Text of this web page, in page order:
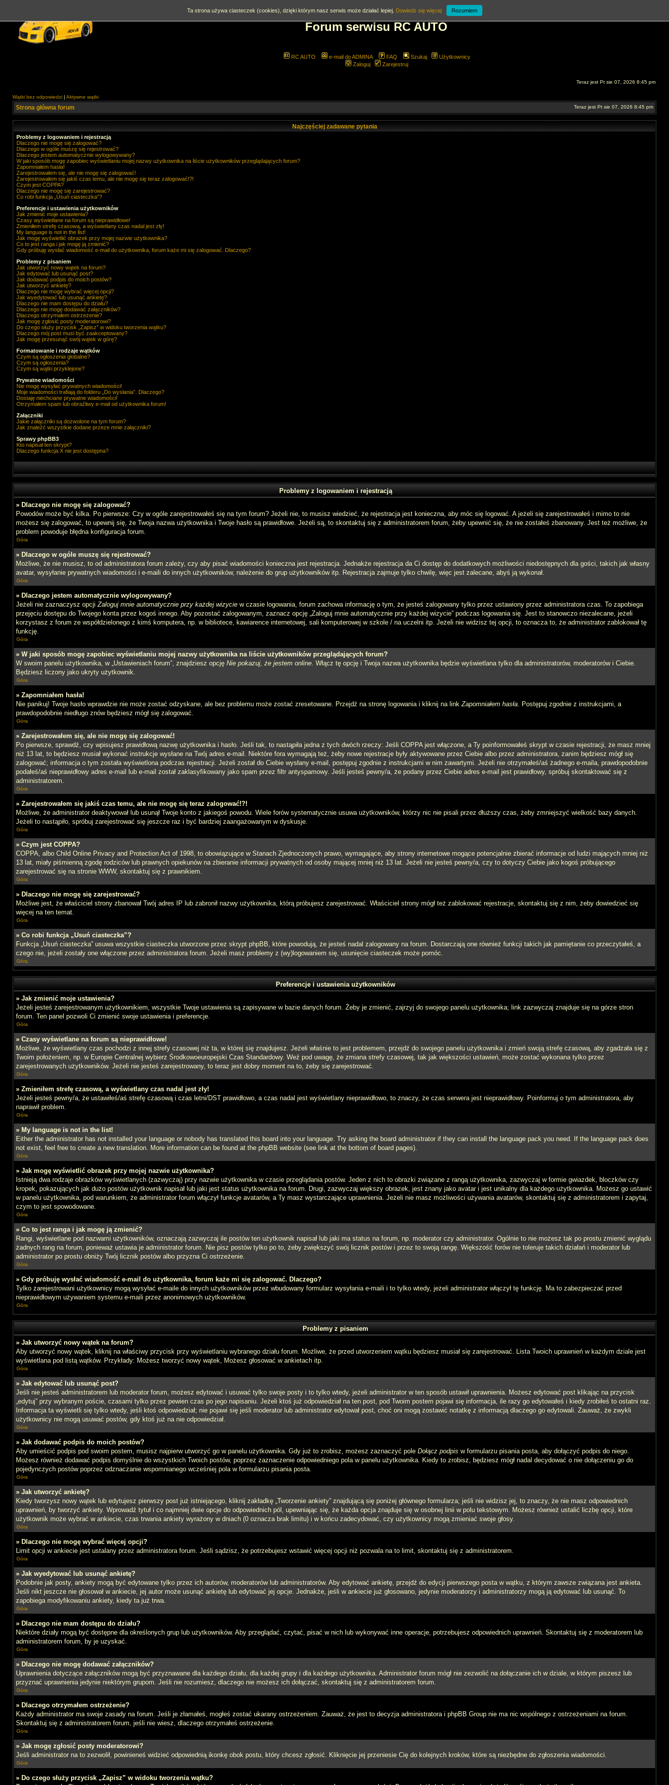
Forum serwisu RC AUTO
RC AUTO e-mail do ADMINA FAQ Szukaj
Użytkownicy
Zaloguj
Zarejestruj
Teraz jest Pt sie 07, 2026 8:45 pm
Wątki bez odpowiedzi | Aktywne wątki
Strona główna forum Teraz jest Pt sie 07, 2026 8:45 pm
Najczęściej zadawane pytania
Problemy z logowaniem i rejestracją
Dlaczego nie mogę się zalogować?
Dlaczego w ogóle muszę się rejestrować?
Dlaczego jestem automatycznie wylogowywany?
W jaki sposób mogę zapobiec wyświetlaniu mojej nazwy użytkownika na liście użytkowników przeglądających forum?
Zapomniałem hasła!
Zarejestrowałem się, ale nie mogę się zalogować!
Zarejestrowałem się jakiś czas temu, ale nie mogę się teraz zalogować!?!
Czym jest COPPA?
Dlaczego nie mogę się zarejestrować?
Co robi funkcja „Usuń ciasteczka”?
Preferencje i ustawienia użytkowników
Jak zmienić moje ustawienia?
Czasy wyświetlane na forum są nieprawidłowe!
Zmieniłem strefę czasową, a wyświetlany czas nadal jest zły!
My language is not in the list!
Jak mogę wyświetlić obrazek przy mojej nazwie użytkownika?
Co to jest ranga i jak mogę ją zmienić?
Gdy próbuję wysłać wiadomość e-mail do użytkownika, forum każe mi się zalogować. Dlaczego?
Problemy z pisaniem
Jak utworzyć nowy wątek na forum?
Jak edytować lub usunąć post?
Jak dodawać podpis do moich postów?
Jak utworzyć ankietę?
Dlaczego nie mogę wybrać więcej opcji?
Jak wyedytować lub usunąć ankietę?
Dlaczego nie mam dostępu do działu?
Dlaczego nie mogę dodawać załączników?
Dlaczego otrzymałem ostrzeżenie?
Jak mogę zgłosić posty moderatorowi?
Do czego służy przycisk „Zapisz” w widoku tworzenia wątku?
Dlaczego mój post musi być zaakceptowany?
Jak mogę przesunąć swój wątek w górę?
Formatowanie i rodzaje wątków
Czym są ogłoszenia globalne?
Czym są ogłoszenia?
Czym są wątki przyklejone?
Prywatne wiadomości
Nie mogę wysyłać prywatnych wiadomości!
Moje wiadomości trafiają do folderu „Do wysłania”. Dlaczego?
Dostaję niechciane prywatne wiadomości!
Otrzymałem spam lub obraźliwy e-mail od użytkownika forum!
Załączniki
Jakie załączniki są dozwolone na tym forum?
Jak znaleźć wszystkie dodane przeze mnie załączniki?
Sprawy phpBB3
Kto napisał ten skrypt?
Dlaczego funkcja X nie jest dostępna?
Problemy z logowaniem i rejestracją
» Dlaczego nie mogę się zalogować?
Powodów może być kilka. Po pierwsze: Czy w ogóle zarejestrowałeś się na tym forum? Jeżeli nie, to musisz wiedzieć, że rejestracja jest konieczna, aby móc się logować. A jeżeli się zarejestrowałeś i mimo to nie
możesz się zalogować, to upewnij się, że Twoja nazwa użytkownika i Twoje hasło są prawidłowe. Jeżeli są, to skontaktuj się z administratorem forum, żeby upewnić się, że nie zostałeś zbanowany. Jest też możliwe, że
problem powoduje błędna konfiguracja forum.
Góra
» Dlaczego w ogóle muszę się rejestrować?
Możliwe, że nie musisz, to od administratora forum zależy, czy aby pisać wiadomości konieczna jest rejestracja. Jednakże rejestracja da Ci dostęp do dodatkowych możliwości niedostępnych dla gości, takich jak własny
avatar, wysyłanie prywatnych wiadomości i e-maili do innych użytkowników, należenie do grup użytkowników itp. Rejestracja zajmuje tylko chwilę, więc jest zalecane, abyś ją wykonał.
Góra
» Dlaczego jestem automatycznie wylogowywany?
Jeżeli nie zaznaczysz opcjiZaloguj mnie automatycznie przy każdej wizycie w czasie logowania, forum zachowa informację o tym, że jesteś zalogowany tylko przez ustawiony przez administratora czas. To zapobiega
przejęciu dostępu do Twojego konta przez kogoś innego. Aby pozostać zalogowanym, zaznacz opcję „Zaloguj mnie automatycznie przy każdej wizycie” podczas logowania się. Jest to stanowczo niezalecane, jeżeli
korzystasz z forum ze współdzielonego z kimś komputera, np. w bibliotece, kawiarence internetowej, sali komputerowej w szkole / na uczelni itp. Jeżeli nie widzisz tej opcji, to oznacza to, że administrator zablokował tę
funkcję.
Góra
» W jaki sposób mogę zapobiec wyświetlaniu mojej nazwy użytkownika na liście użytkowników przeglądających forum?
W swoim panelu użytkownika, w „Ustawieniach forum”, znajdziesz opcję Nie pokazuj, że jestem online. Włącz tę opcję i Twoja nazwa użytkownika będzie wyświetlana tylko dla administratorów, moderatorów i Ciebie.
Będziesz liczony jako ukryty użytkownik.
Góra
» Zapomniałem hasła!
Nie panikuj! Twoje hasło wprawdzie nie może zostać odzyskane, ale bez problemu może zostać zresetowane. Przejdź na stronę logowania i kliknij na linkZapomniałem hasła. Postępuj zgodnie z instrukcjami, a
prawdopodobnie niedługo znów będziesz mógł się zalogować.
Góra
» Zarejestrowałem się, ale nie mogę się zalogować!
Po pierwsze, sprawdź, czy wpisujesz prawidłową nazwę użytkownika i hasło. Jeśli tak, to nastąpiła jedna z tych dwóch rzeczy: Jeśli COPPA jest włączone, a Ty poinformowałeś skrypt w czasie rejestracji, że masz mniej
niż 13 lat, to będziesz musiał wykonać instrukcje wysłane na Twój adres e-mail. Niektóre fora wymagają też, żeby nowe rejestracje były aktywowane przez Ciebie albo przez administratora, zanim będziesz mógł się
zalogować; informacja o tym została wyświetlona podczas rejestracji. Jeżeli został do Ciebie wysłany e-mail, postępuj zgodnie z instrukcjami w nim zawartymi. Jeżeli nie otrzymałeś/aś żadnego e-maila, prawdopodobnie
podałeś/aś nieprawidłowy adres e-mail lub e-mail został zaklasyfikowany jako spam przez filtr antyspamowy. Jeśli jesteś pewny/a, że podany przez Ciebie adres e-mail jest prawidłowy, spróbuj skontaktować się z
administratorem.
Góra
» Zarejestrowałem się jakiś czas temu, ale nie mogę się teraz zalogować!?!
Możliwe, że administrator deaktywował lub usunął Twoje konto z jakiegoś powodu. Wiele forów systematycznie usuwa użytkowników, którzy nic nie pisali przez dłuższy czas, żeby zmniejszyć wielkość bazy danych.
Jeżeli to nastąpiło, spróbuj zarejestrować się jeszcze raz i być bardziej zaangażowanym w dyskusje.
Góra
» Czym jest COPPA?
COPPA, albo Child Online Privacy and Protection Act of 1998, to obowiązujące w Stanach Zjednoczonych prawo, wymagające, aby strony internetowe mogące potencjalnie zbierać informacje od ludzi mających mniej niż
13 lat, miały piśmienną zgodę rodziców lub prawnych opiekunów na zbieranie informacji prywatnych od osoby mającej mniej niż 13 lat. Jeżeli nie jesteś pewny/a, czy to dotyczy Ciebie jako kogoś próbującego
zarejestrować się na stronie WWW, skontaktuj się z prawnikiem.
Góra
» Dlaczego nie mogę się zarejestrować?
Możliwe jest, że właściciel strony zbanował Twój adres IP lub zabronił nazwy użytkownika, którą próbujesz zarejestrować. Właściciel strony mógł też zablokować rejestracje, skontaktuj się z nim, żeby dowiedzieć się
więcej na ten temat.
Góra
» Co robi funkcja „Usuń ciasteczka”?
Funkcja „Usuń ciasteczka” usuwa wszystkie ciasteczka utworzone przez skrypt phpBB, które powodują, że jesteś nadal zalogowany na forum. Dostarczają one również funkcji takich jak pamiętanie co przeczytałeś, a
czego nie, jeżeli zostały one włączone przez administratora forum. Jeżeli masz problemy z (wy)logowaniem się, usunięcie ciasteczek może pomóc.
Góra
Preferencje i ustawienia użytkowników
» Jak zmienić moje ustawienia?
Jeżeli jesteś zarejestrowanym użytkownikiem, wszystkie Twoje ustawienia są zapisywane w bazie danych forum. Żeby je zmienić, zajrzyj do swojego panelu użytkownika; link zazwyczaj znajduje się na górze stron
forum. Ten panel pozwoli Ci zmienić swoje ustawienia i preferencje.
Góra
» Czasy wyświetlane na forum są nieprawidłowe!
Możliwe, że wyświetlany czas pochodzi z innej strefy czasowej niż ta, w której się znajdujesz. Jeżeli właśnie to jest problemem, przejdź do swojego panelu użytkownika i zmień swoją strefę czasową, aby zgadzała się z
Twoim położeniem, np. w Europie Centralnej wybierz Środkowoeuropejski Czas Standardowy. Weź pod uwagę, że zmiana strefy czasowej, tak jak większości ustawień, może zostać wykonana tylko przez
zarejestrowanych użytkowników. Jeżeli nie jesteś zarejestrowany, to teraz jest dobry moment na to, żeby się zarejestrować.
Góra
» Zmieniłem strefę czasową, a wyświetlany czas nadal jest zły!
Jeżeli jesteś pewny/a, że ustawiłeś/aś strefę czasową i czas letni/DST prawidłowo, a czas nadal jest wyświetlany nieprawidłowo, to znaczy, że czas serwera jest nieprawidłowy. Poinformuj o tym administratora, aby
naprawił problem.
Góra
» My language is not in the list!
Either the administrator has not installed your language or nobody has translated this board into your language. Try asking the board administrator if they can install the language pack you need. If the language pack does
not exist, feel free to create a new translation. More information can be found at the phpBB website (see link at the bottom of board pages).
Góra
» Jak mogę wyświetlić obrazek przy mojej nazwie użytkownika?
Istnieją dwa rodzaje obrazków wyświetlanych (zazwyczaj) przy nazwie użytkownika w czasie przeglądania postów. Jeden z nich to obrazki związane z rangą użytkownika, zazwyczaj w formie gwiazdek, bloczków czy
kropek, pokazujących jak dużo postów użytkownik napisał lub jaki jest status użytkownika na forum. Drugi, zazwyczaj większy obrazek, jest znany jako avatar i jest unikalny dla każdego użytkownika. Możesz go ustawić
w panelu użytkownika, pod warunkiem, że administrator forum włączył funkcje avatarów, a Ty masz wystarczające uprawnienia. Jeżeli nie masz możliwości używania avatarów, skontaktuj się z administratorem i zapytaj,
czym to jest spowodowane.
Góra
» Co to jest ranga i jak mogę ją zmienić?
Rangi, wyświetlane pod nazwami użytkowników, oznaczają zazwyczaj ile postów ten użytkownik napisał lub jaki ma status na forum, np. moderator czy administrator. Ogólnie to nie możesz tak po prostu zmienić wyglądu
żadnych rang na forum, ponieważ ustawia je administrator forum. Nie pisz postów tylko po to, żeby zwiększyć swój licznik postów i przez to swoją rangę. Większość forów nie toleruje takich działań i moderator lub
administrator po prostu obniży Twój licznik postów albo przyzna Ci ostrzeżenie.
Góra
» Gdy próbuję wysłać wiadomość e-mail do użytkownika, forum każe mi się zalogować. Dlaczego?
Tylko zarejestrowani użytkownicy mogą wysyłać e-maile do innych użytkowników przez wbudowany formularz wysyłania e-maili i to tylko wtedy, jeżeli administrator włączył tę funkcję. Ma to zabezpieczać przed
nieprawidłowym używaniem systemu e-maili przez anonimowych użytkowników.
Góra
Problemy z pisaniem
» Jak utworzyć nowy wątek na forum?
Aby utworzyć nowy wątek, kliknij na właściwy przycisk przy wyświetlaniu wybranego działu forum. Możliwe, że przed utworzeniem wątku będziesz musiał się zarejestrować. Lista Twoich uprawnień w każdym dziale jest
wyświetlana pod listą wątków. Przykłady: Możesz tworzyć nowy wątek, Możesz głosować w ankietach itp.
Góra
» Jak edytować lub usunąć post?
Jeśli nie jesteś administratorem lub moderator forum, możesz edytować i usuwać tylko swoje posty i to tylko wtedy, jeżeli administrator w ten sposób ustawił uprawnienia. Możesz edytować post klikając na przycisk
„edytuj” przy wybranym poście, czasami tylko przez pewien czas po jego napisaniu. Jeżeli ktoś już odpowiedział na ten post, pod Twoim postem pojawi się informacja, ile razy go edytowałeś i kiedy zrobiłeś to ostatni raz.
Informacja ta wyświetli się tylko wtedy, jeśli ktoś odpowiedział; nie pojawi się jeśli moderator lub administrator edytował post, choć oni mogą zostawić notatkę z informacją dlaczego go edytowali. Zauważ, że zwykli
użytkownicy nie mogą usuwać postów, gdy ktoś już na nie odpowiedział.
Góra
» Jak dodawać podpis do moich postów?
Aby umieścić podpis pod swoim postem, musisz najpierw utworzyć go w panelu użytkownika. Gdy już to zrobisz, możesz zaznaczyć pole Dołącz podpis w formularzu pisania posta, aby dołączyć podpis do niego.
Możesz również dodawać podpis domyślnie do wszystkich Twoich postów, poprzez zaznaczenie odpowiedniego pola w panelu użytkownika. Kiedy to zrobisz, będziesz mógł nadal decydować o nie dołączeniu go do
pojedynczych postów poprzez odznaczanie wspomnianego wcześniej pola w formularzu pisania posta.
Góra
» Jak utworzyć ankietę?
Kiedy tworzysz nowy wątek lub edytujesz pierwszy post już istniejącego, kliknij zakładkę „Tworzenie ankiety” znajdującą się poniżej głównego formularza; jeśli nie widzisz jej, to znaczy, że nie masz odpowiednich
uprawnień, by tworzyć ankiety. Wprowadź tytuł i co najmniej dwie opcje do odpowiednich pól, upewniając się, że każda opcja znajduje się w osobnej linii w polu tekstowym. Możesz również ustalić liczbę opcji, które
użytkownik może wybrać w ankiecie, czas trwania ankiety wyrażony w dniach (0 oznacza brak limitu) i w końcu zadecydować, czy użytkownicy mogą zmieniać swoje głosy.
Góra
» Dlaczego nie mogę wybrać więcej opcji?
Limit opcji w ankiecie jest ustalany przez administratora forum. Jeśli sądzisz, że potrzebujesz wstawić więcej opcji niż pozwala na to limit, skontaktuj się z administratorem.
Góra
» Jak wyedytować lub usunąć ankietę?
Podobnie jak posty, ankiety mogą być edytowane tylko przez ich autorów, moderatorów lub administratorów. Aby edytować ankietę, przejdź do edycji pierwszego posta w wątku, z którym zawsze związana jest ankieta.
Jeśli nikt jeszcze nie głosował w ankiecie, jej autor może usunąć ankietę lub edytować jej opcje. Jednakże, jeśli w ankiecie już głosowano, jedynie moderatorzy i administratorzy mogą ją edytować lub usunąć. To
zapobiega modyfikowaniu ankiety, kiedy ta już trwa.
Góra
» Dlaczego nie mam dostępu do działu?
Niektóre działy mogą być dostępne dla określonych grup lub użytkowników. Aby przeglądać, czytać, pisać w nich lub wykonywać inne operacje, potrzebujesz odpowiednich uprawnień. Skontaktuj się z moderatorem lub
administratorem forum, by je uzyskać.
Góra
» Dlaczego nie mogę dodawać załączników?
Uprawnienia dotyczące załączników mogą być przyznawane dla każdego działu, dla każdej grupy i dla każdego użytkownika. Administrator forum mógł nie zezwolić na dołączanie ich w dziale, w którym piszesz lub
przyznać uprawnienia jedynie niektórym grupom. Jeśli nie rozumiesz, dlaczego nie możesz ich dołączać, skontaktuj się z administratorem forum.
Góra
» Dlaczego otrzymałem ostrzeżenie?
Każdy administrator ma swoje zasady na forum. Jeśli je złamałeś, mogłeś zostać ukarany ostrzeżeniem. Zauważ, że jest to decyzja administratora i phpBB Group nie ma nic wspólnego z ostrzeżeniami na forum.
Skontaktuj się z administratorem forum, jeśli nie wiesz, dlaczego otrzymałeś ostrzeżenie.
Góra
» Jak mogę zgłosić posty moderatorowi?
Jeśli administrator na to zezwolił, powinieneś widzieć odpowiednią ikonkę obok postu, który chcesz zgłosić. Kliknięcie jej przeniesie Cię do kolejnych kroków, które są niezbędne do zgłoszenia wiadomości.
Góra
» Do czego służy przycisk „Zapisz” w widoku tworzenia wątku?
Ta strona używa ciasteczek (cookies), dzięki którym nasz serwis może działać lepiej. Dowiedz się więcej Rozumiem